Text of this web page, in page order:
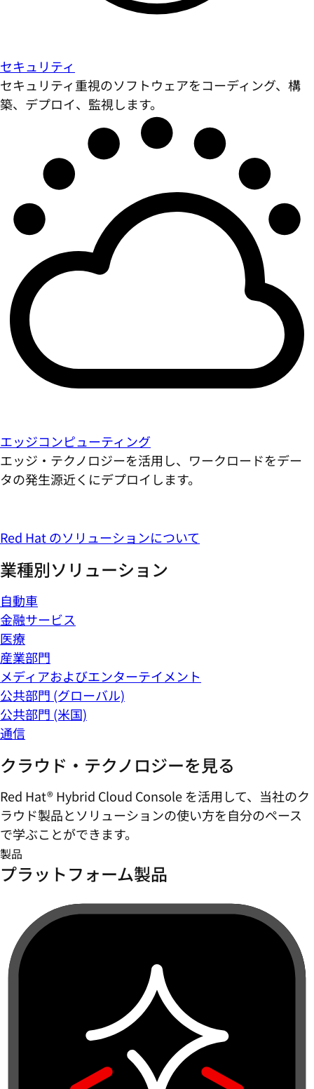
セキュリティ
セキュリティ重視のソフトウェアをコーディング、構
築、デプロイ、監視します。
エッジコンピューティング
エッジ・テクノロジーを活用し、ワークロードをデー
タの発生源近くにデプロイします。
Red Hat のソリューションについて
業種別ソリューション
自動車
金融サービス
医療
産業部門
メディアおよびエンターテイメント
公共部門 (グローバル)
公共部門 (米国)
通信
クラウド・テクノロジーを見る
Red Hat® Hybrid Cloud Console を活用して、当社のク
ラウド製品とソリューションの使い方を自分のペース
で学ぶことができます。
製品
プラットフォーム製品